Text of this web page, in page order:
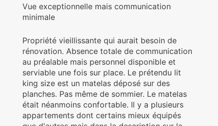
Vue exceptionnelle mais communication
minimale
Propriété vieillissante qui aurait besoin de
rénovation. Absence totale de communication
au préalable mais personnel disponible et
serviable une fois sur place. Le prétendu lit
king size est un matelas déposé sur des
planches. Pas même de sommier. Le matelas
était néanmoins confortable. Il y a plusieurs
appartements dont certains mieux équipés